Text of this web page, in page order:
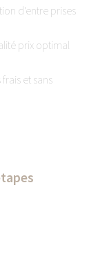
d'entre prises
prix optimal
et sans